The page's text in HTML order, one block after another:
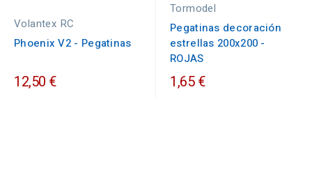
Volantex RC
Phoenix V2 - Pegatinas
12,50 €
Tormodel
Pegatinas decoración
estrellas 200x200 -
ROJAS
1,65 €